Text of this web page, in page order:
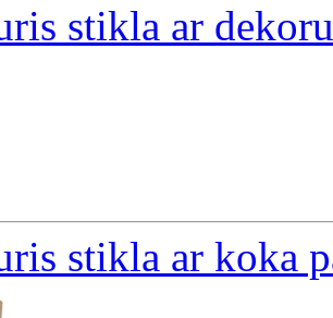
stikla ar
stikla ar koka